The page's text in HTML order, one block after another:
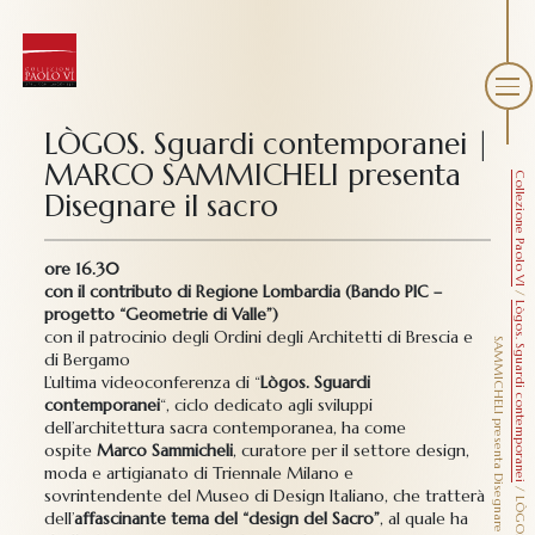
Collezione Paolo VI
/
Lògos. Sguardi contemporanei
/
S
o
LÒGOS. Sguardi contemporanei |
MARCO SAMMICHELI presenta
Disegnare il sacro
ore 16.30
con il contributo di Regione Lombardia (Bando PIC –
progetto “Geometrie di Valle”)
con il patrocinio degli Ordini degli Architetti di Brescia e
di Bergamo
L’ultima videoconferenza di “Lògos. Sguardi
contemporanei“, ciclo dedicato agli sviluppi
dell’architettura sacra contemporanea, ha come
ospiteMarco Sammicheli, curatore per il settore design,
moda e artigianato di Triennale Milano e
sovrintendente del Museo di Design Italiano, che tratterà
dell’affascinante tema del “design del Sacro”, al quale ha